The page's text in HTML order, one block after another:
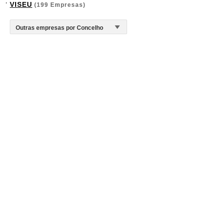
VISEU (199 Empresas)